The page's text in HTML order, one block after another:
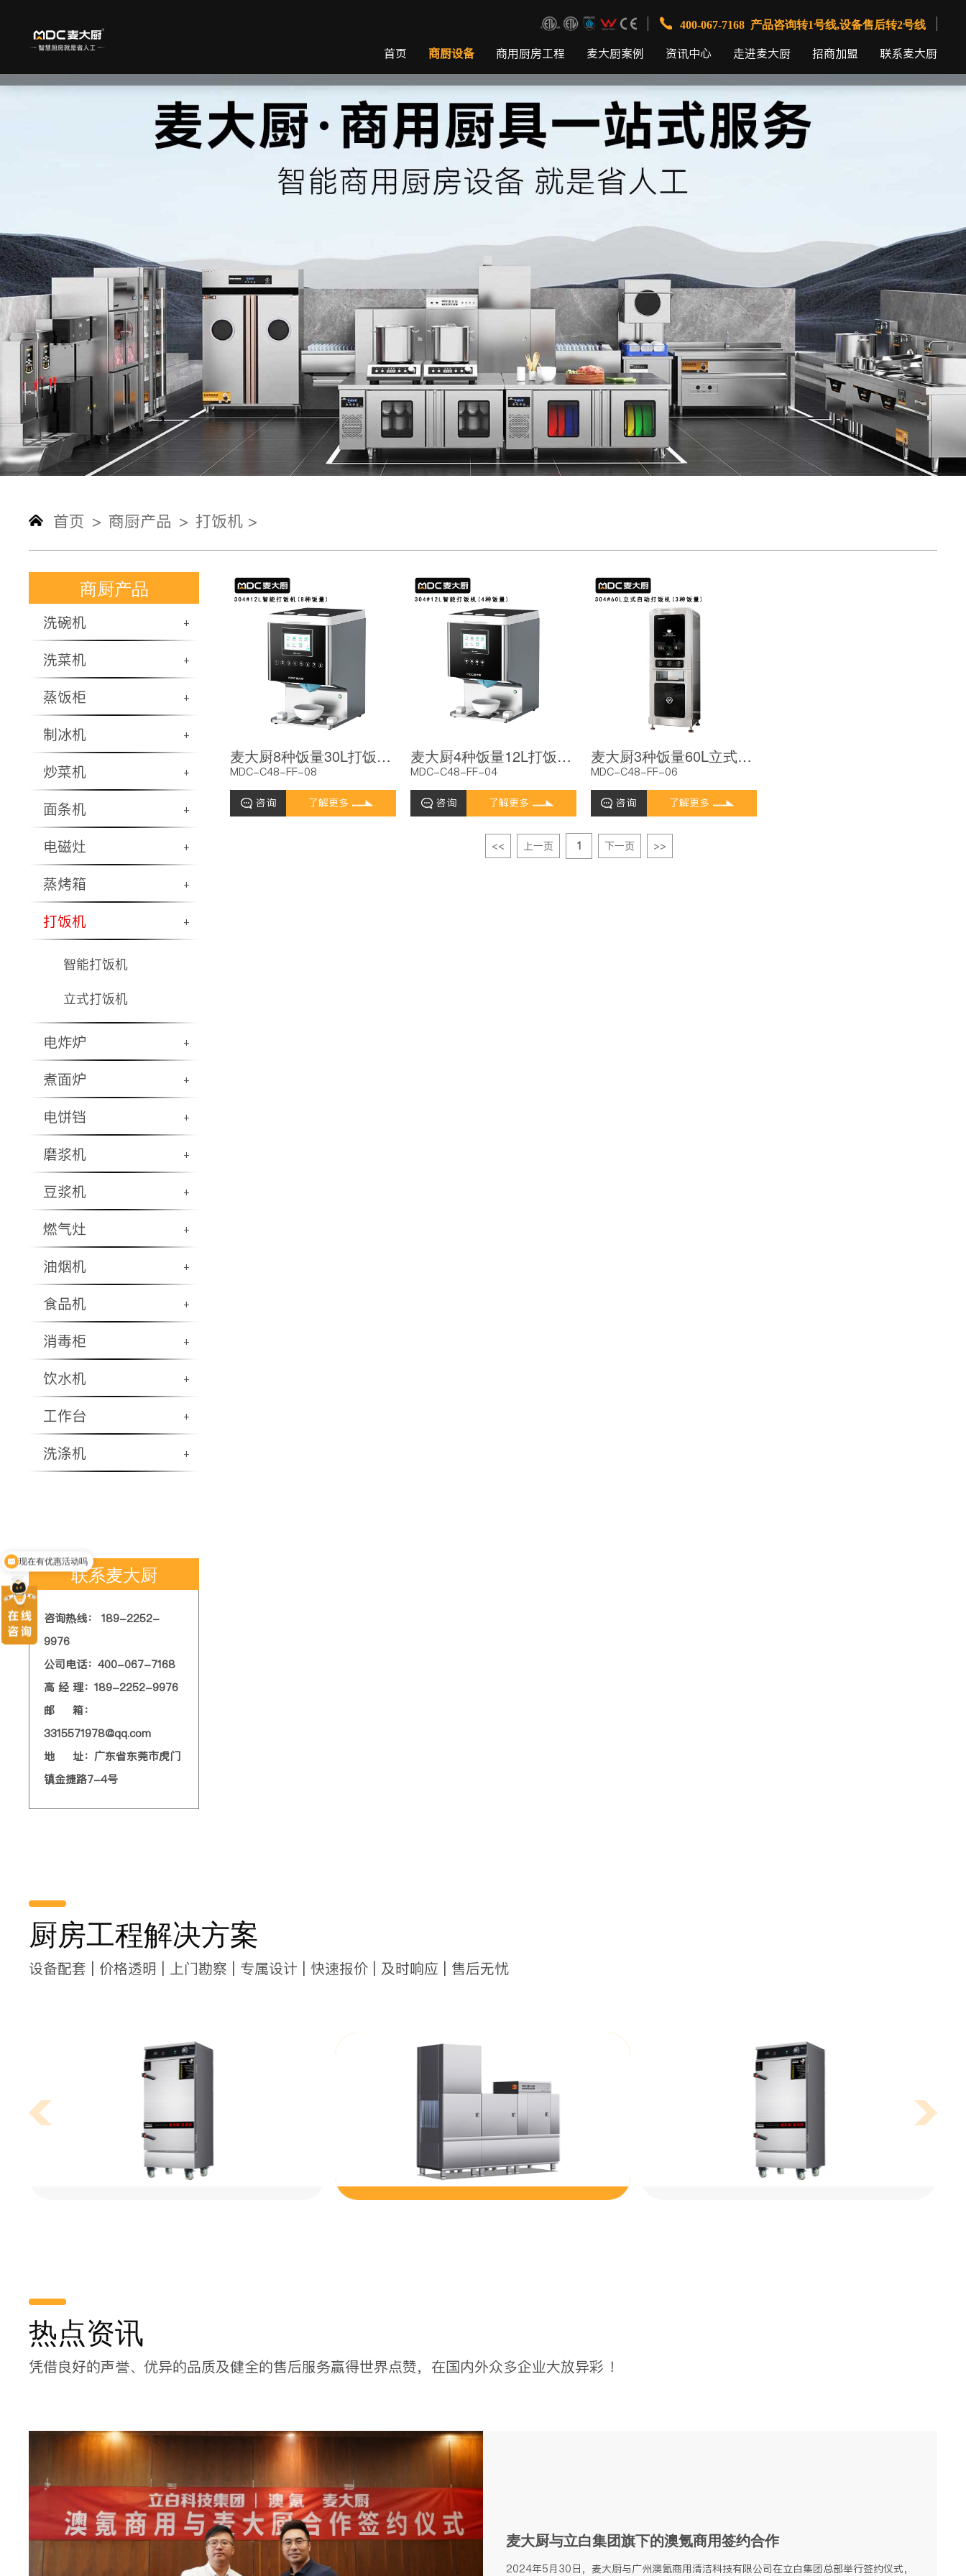
400-067-7168 产品咨询转1号线,设备售后转2号线
首页 商厨设备 商用厨房工程 麦大厨案例 资讯中心 走进麦大厨 招商加盟 联系麦大厨
首页 > 商厨产品 > 打饭机 >
商厨产品
洗碗机 +
洗菜机 +
蒸饭柜 +
制冰机 +
炒菜机 +
面条机 +
电磁灶 +
蒸烤箱 +
打饭机 +
智能打饭机
立式打饭机
电炸炉 +
煮面炉 +
电饼铛 +
磨浆机 +
豆浆机 +
燃气灶 +
油烟机 +
食品机 +
消毒柜 +
饮水机 +
工作台 +
洗涤机 +
联系麦大厨
咨询热线： 189-2252-
9976
公司电话：400-067-7168
高 经 理：189-2252-9976
邮 箱：
3315571978@qq.com
地 址：广东省东莞市虎门
镇金捷路7-4号
麦大厨8种饭量30L打饭机智能定时定量分饭机自助出饭机
MDC-C48-FF-08
咨询 了解更多
麦大厨4种饭量12L打饭机自助出饭机智能定时定量分饭机
MDC-C48-FF-04
咨询 了解更多
麦大厨3种饭量60L立式打饭机自助出饭机智能定时定量分饭机
MDC-C48-FF-06
咨询 了解更多
<< 上一页 1 下一页 >>
厨房工程解决方案
设备配套 | 价格透明 | 上门勘察 | 专属设计 | 快速报价 | 及时响应 | 售后无忧
单有哪些呢？小编已为您归纳了一个大型食堂厨房设
备明细，我们一起来看看吧。
热点资讯
凭借良好的声誉、优异的品质及健全的售后服务赢得世界点赞，在国内外众多企业大放异彩 ！
麦大厨与立白集团旗下的澳氪商用签约合作
2024年5月30日，麦大厨与广州澳氪商用清洁科技有限公司在立白集团总部举行签约仪式，
现在有优惠活动吗